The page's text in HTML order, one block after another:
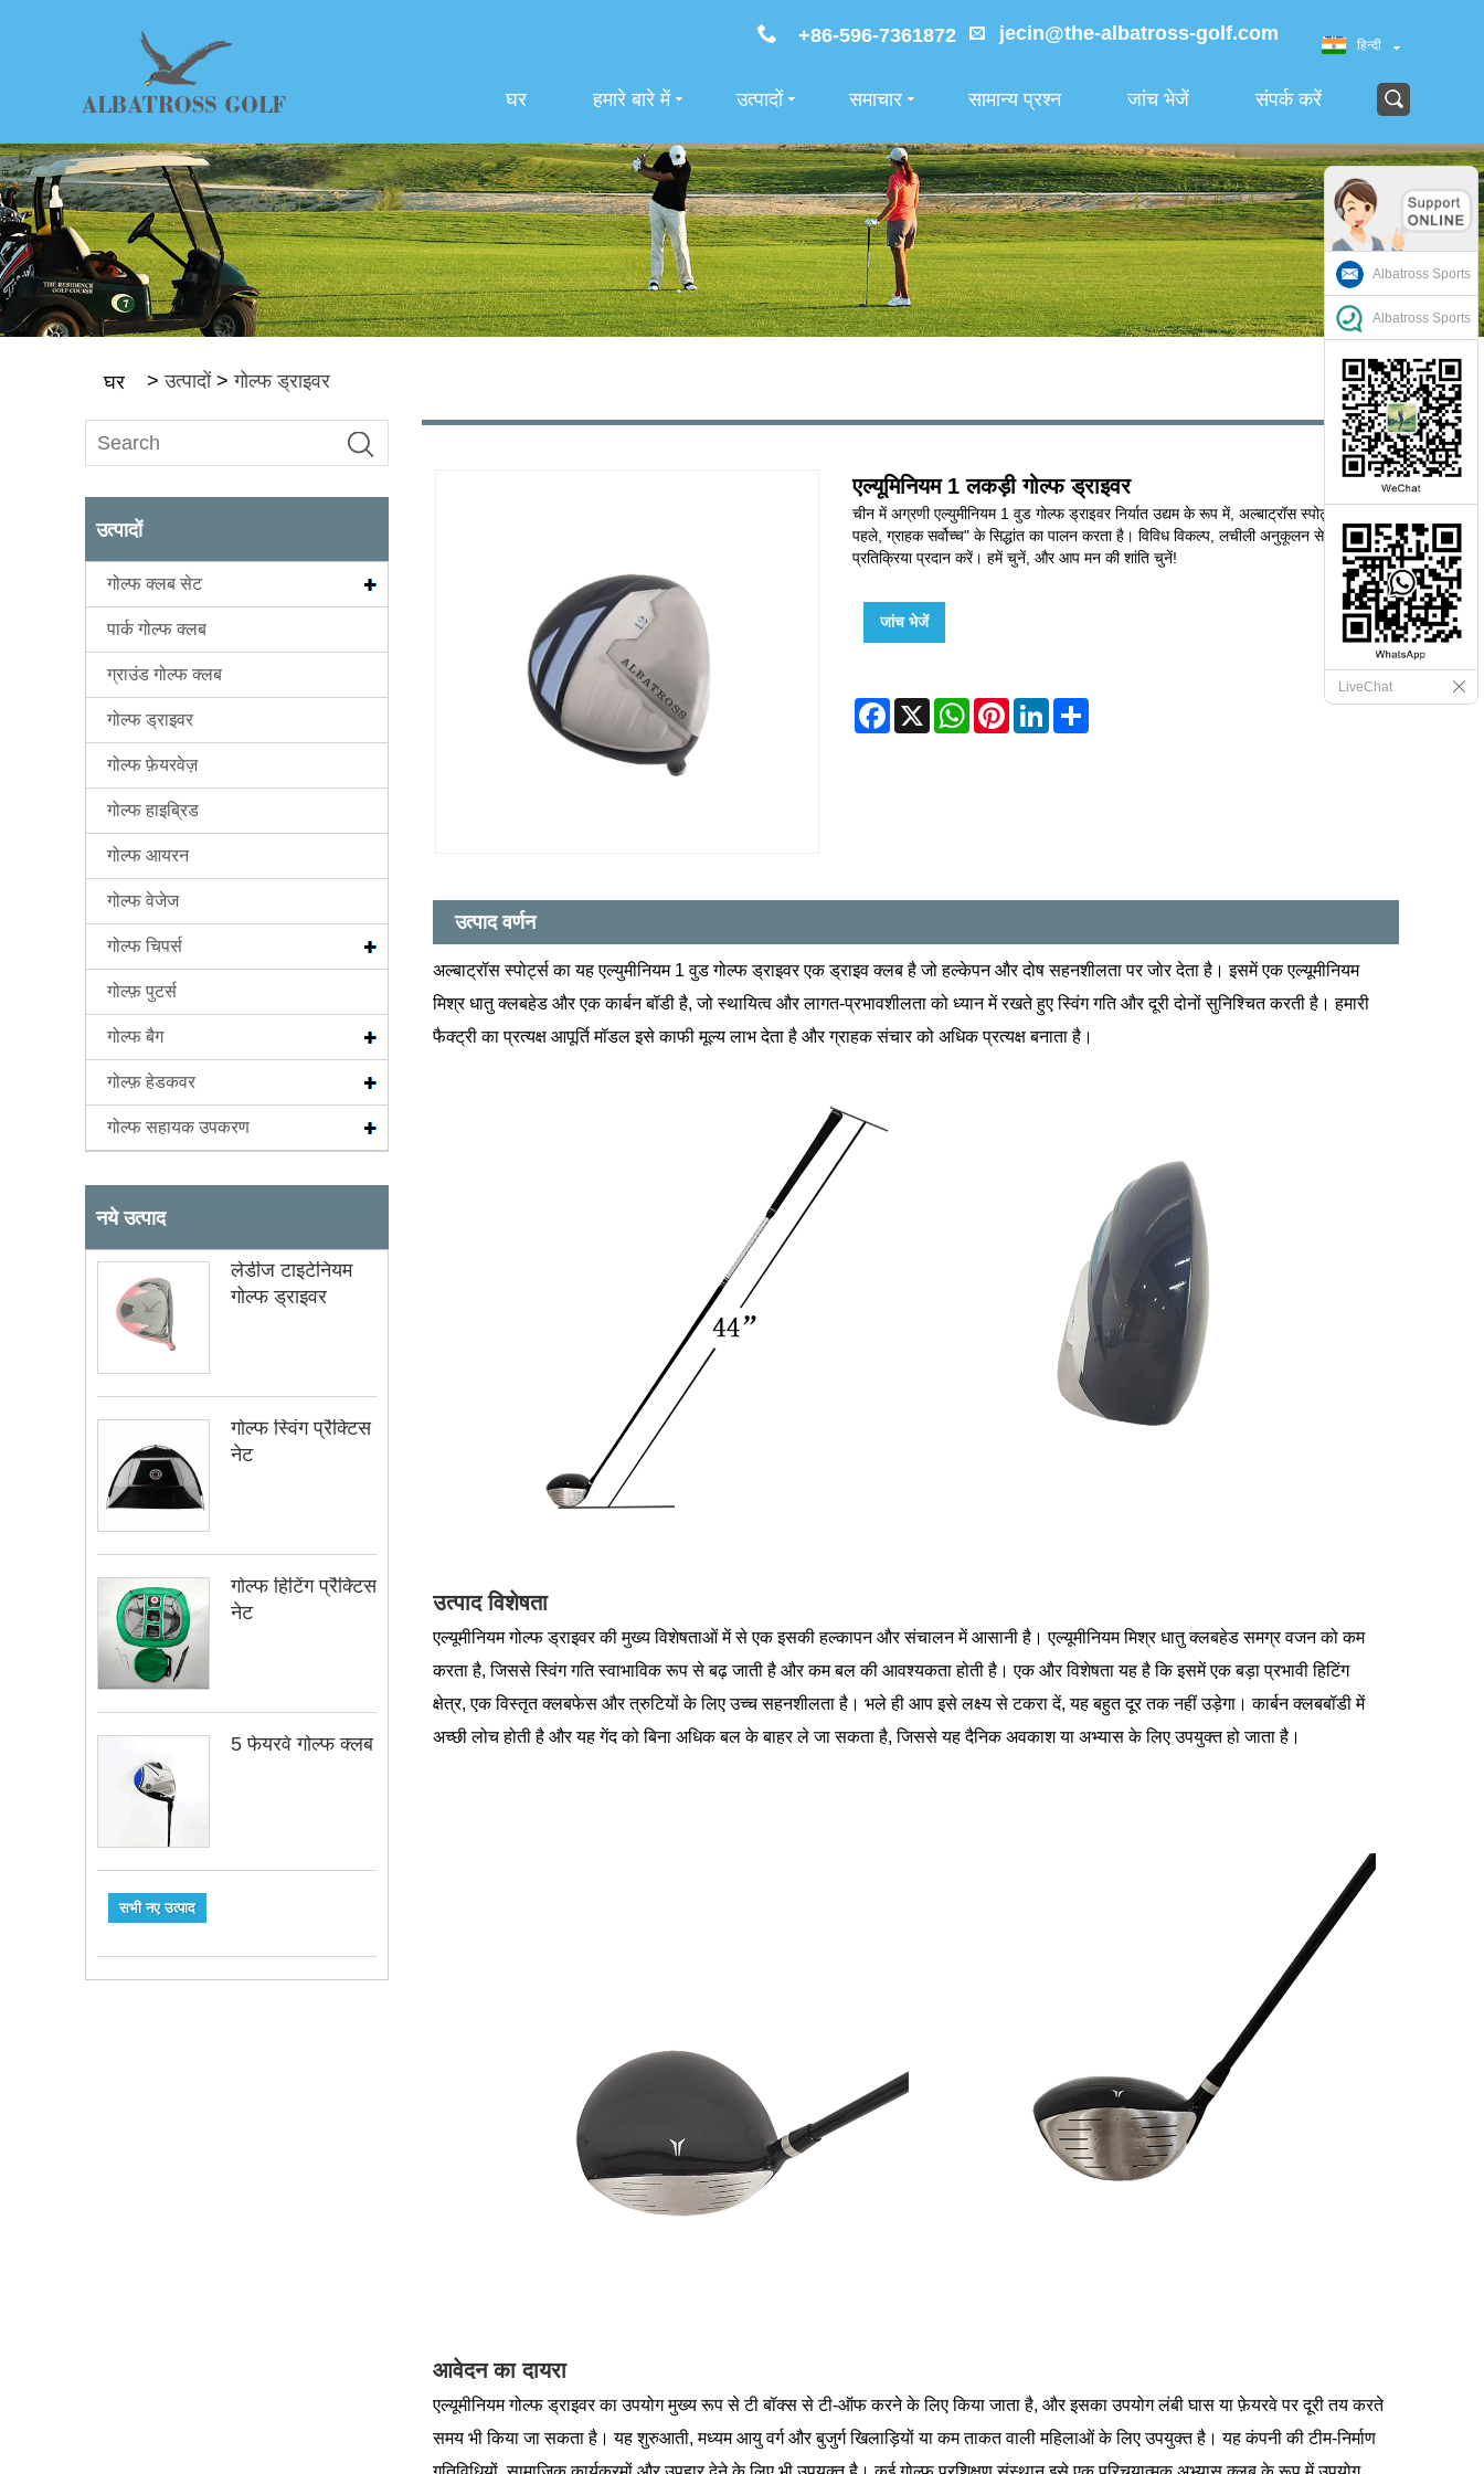
+86-596-7361872 jecin@the-albatross-golf.com
हिन्दी
घर हमारे बारे में उत्पादों समाचार सामान्य प्रश्न जांच भेजें संपर्क करें
घर > उत्पादों>गोल्फ ड्राइवर
उत्पादों
गोल्फ क्लब सेट
पार्क गोल्फ क्लब
ग्राउंड गोल्फ क्लब
गोल्फ ड्राइवर
गोल्फ फ़ेयरवेज़
गोल्फ हाइब्रिड
गोल्फ आयरन
गोल्फ वेजेज
गोल्फ चिपर्स
गोल्फ़ पुटर्स
गोल्फ बैग
गोल्फ़ हेडकवर
गोल्फ सहायक उपकरण
नये उत्पाद
लेडीज टाइटेनियम
गोल्फ ड्राइवर
गोल्फ स्विंग प्रैक्टिस
नेट
गोल्फ हिटिंग प्रैक्टिस
नेट
5 फेयरवे गोल्फ क्लब
सभी नए उत्पाद
एल्यूमिनियम 1 लकड़ी गोल्फ ड्राइवर
चीन में अग्रणी एल्युमीनियम 1 वुड गोल्फ ड्राइवर निर्यात उद्यम के रूप में, अल्बाट्रॉस स्पोर्ट्स "गुणवत्ता
पहले, ग्राहक सर्वोच्च" के सिद्धांत का पालन करता है। विविध विकल्प, लचीली अनुकूलन सेवाएँ और तीव्र
प्रतिक्रिया प्रदान करें। हमें चुनें, और आप मन की शांति चुनें!
जांच भेजें
Facebook
X WhatsApp
Pinterest
LinkedIn
उत्पाद वर्णन
अल्बाट्रॉस स्पोर्ट्स का यह एल्युमीनियम 1 वुड गोल्फ ड्राइवर एक ड्राइव क्लब है जो हल्केपन और दोष सहनशीलता पर जोर देता है। इसमें एक एल्यूमीनियम
मिश्र धातु क्लबहेड और एक कार्बन बॉडी है, जो स्थायित्व और लागत-प्रभावशीलता को ध्यान में रखते हुए स्विंग गति और दूरी दोनों सुनिश्चित करती है। हमारी
फैक्ट्री का प्रत्यक्ष आपूर्ति मॉडल इसे काफी मूल्य लाभ देता है और ग्राहक संचार को अधिक प्रत्यक्ष बनाता है।
उत्पाद विशेषता
एल्यूमीनियम गोल्फ ड्राइवर की मुख्य विशेषताओं में से एक इसकी हल्कापन और संचालन में आसानी है। एल्यूमीनियम मिश्र धातु क्लबहेड समग्र वजन को कम
करता है, जिससे स्विंग गति स्वाभाविक रूप से बढ़ जाती है और कम बल की आवश्यकता होती है। एक और विशेषता यह है कि इसमें एक बड़ा प्रभावी हिटिंग
क्षेत्र, एक विस्तृत क्लबफेस और त्रुटियों के लिए उच्च सहनशीलता है। भले ही आप इसे लक्ष्य से टकरा दें, यह बहुत दूर तक नहीं उड़ेगा। कार्बन क्लबबॉडी में
अच्छी लोच होती है और यह गेंद को बिना अधिक बल के बाहर ले जा सकता है, जिससे यह दैनिक अवकाश या अभ्यास के लिए उपयुक्त हो जाता है।
आवेदन का दायरा
एल्यूमीनियम गोल्फ ड्राइवर का उपयोग मुख्य रूप से टी बॉक्स से टी-ऑफ करने के लिए किया जाता है, और इसका उपयोग लंबी घास या फ़ेयरवे पर दूरी तय करते
समय भी किया जा सकता है। यह शुरुआती, मध्यम आयु वर्ग और बुजुर्ग खिलाड़ियों या कम ताकत वाली महिलाओं के लिए उपयुक्त है। यह कंपनी की टीम-निर्माण
Albatross Sports
Albatross Sports
LiveChat